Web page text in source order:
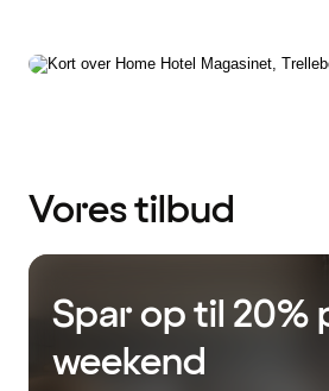
Vores tilbud
Spar op til 20%
weekend